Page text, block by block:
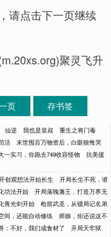
请点击下一页继续
聚灵飞升
页 存书签
仙逆 我也是皇叔
重生之将门毒
活
末世囤百万物资后，白眼狼悔哭
一实习，你跑去749收容怪物
抗美援
创观想法开始长生
开局长生不死，谁
功法开始
开局落魄藩王，打造万界无
青光剑开始
枪箭武圣，从镖局记名弟
间，还能自动修练
师娘，你还说这不
：不好，我们成食材了
开局天牢狱